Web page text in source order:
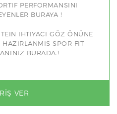
PERFORMANSINI
BURAYA !
IHTIYACI GÖZ ÖNÜNE
SPOR FIT
BURADA.!
VER